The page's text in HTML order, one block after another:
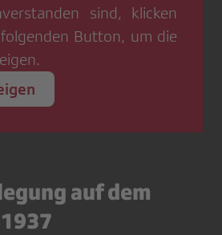
sind, klicken
Button, um die
auf dem